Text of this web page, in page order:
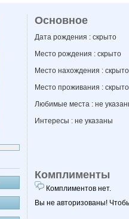
Основное
Дата рождения : скрыто
Место рождения : скрыто
Место нахождения : скрыто
Место проживания : скрыто
Любимые места : не
Интересы : не указаны
Комплименты
Комплиментов нет.
Вы не авторизованы!